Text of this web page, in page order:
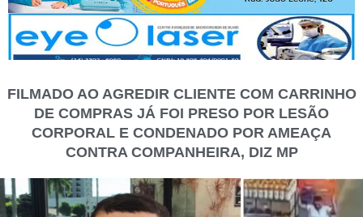
FILMADO AO AGREDIR CLIENTE COM CARRINHO
DE COMPRAS JÁ FOI PRESO POR LESÃO
CORPORAL E CONDENADO POR AMEAÇA
CONTRA COMPANHEIRA, DIZ MP